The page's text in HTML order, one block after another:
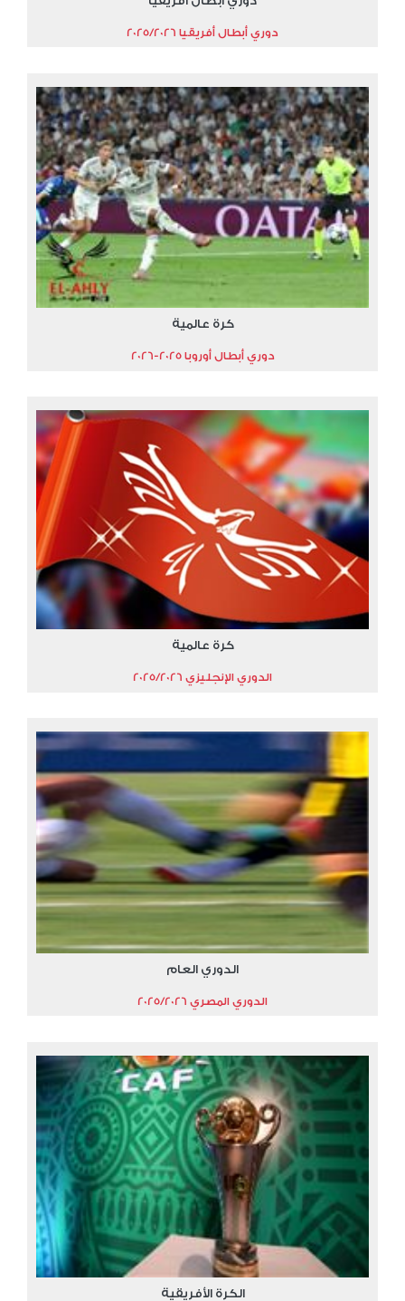
دوري أبطال أفريقيا 2025/2026
كرة عالمية
دوري أبطال أوروبا 2025-2026
كرة عالمية
الدوري الإنجليزي 2025/2026
الدوري العام
الدوري المصري 2025/2026
الكرة الأفريقية